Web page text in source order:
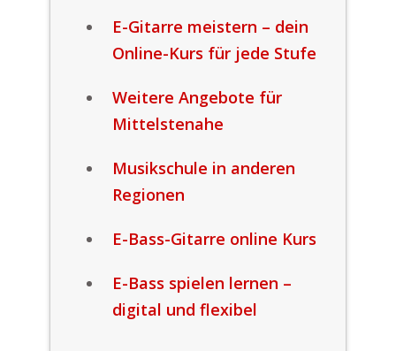
E-Gitarre meistern – dein
Online-Kurs für jede Stufe
Weitere Angebote für
Mittelstenahe
Musikschule in anderen
Regionen
E-Bass-Gitarre online Kurs
E-Bass spielen lernen –
digital und flexibel